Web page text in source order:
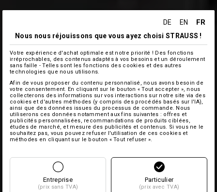
DE EN FR
Nous nous réjouissons que vous ayez choisi STRAUSS !
Votre expérience d'achat optimale est notre priorité ! Des fonctions
irréprochables, des contenus adaptés à vos besoins et un déroulement
sans faille - Telles sont les fonctions des cookies et des autres
technologies que nous utilisons.
Afin de vous proposer du contenu personnalisé, nous avons besoin de
votre consentement. En cliquant sur le bouton « Tout accepter », nous
collecterons des informations sur vos interactions sur notre site via des
cookies et d'autres méthodes (y compris des procédés basés sur l'IA),
ainsi que des données issues du processus de commande. Nous
utiliserons ces données notamment aux fins suivantes : offres et
publicités personnalisées, recommandations de produits ciblées,
études de marché, et mesure des publicités et contenus. Si vous ne le
souhaitez pas, vous pouvez refuser l'utilisation de ces cookies et
méthodes en cliquant sur le bouton « Tout refuser ».
Entreprise
(prix sans TVA)
Particulier
(prix avec TVA)